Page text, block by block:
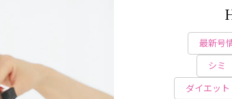
最新号
シミ
ダイエット